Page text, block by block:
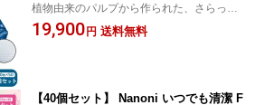
グッズ 災害時 防災グッズ 防災用品 災
害対策 フェイスタオル 使い捨て クレン
植物由来のパルプから作られた、さらっと
なめらかな肌触りの使い捨てタオル！ ご使
用状況に合わせた取り出し方2WAY仕様！
19,900 円 送料無料
【40個セット】 Nanoni いつでも清潔 F